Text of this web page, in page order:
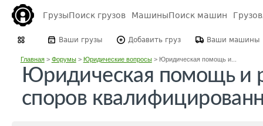
ГрузыПоиск грузов МашиныПоиск машин
Ваши грузы Добавить груз Ваши машины
Главная> Форумы> Юридические вопросы> Юридическая помощь и...
Юридическая помощь и
споров